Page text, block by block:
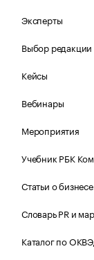
Эксперты
Выбор редакции
Кейсы
Вебинары
Мероприятия
Учебник РБК
Статьи о бизнесе
Словарь PR и
Каталог по